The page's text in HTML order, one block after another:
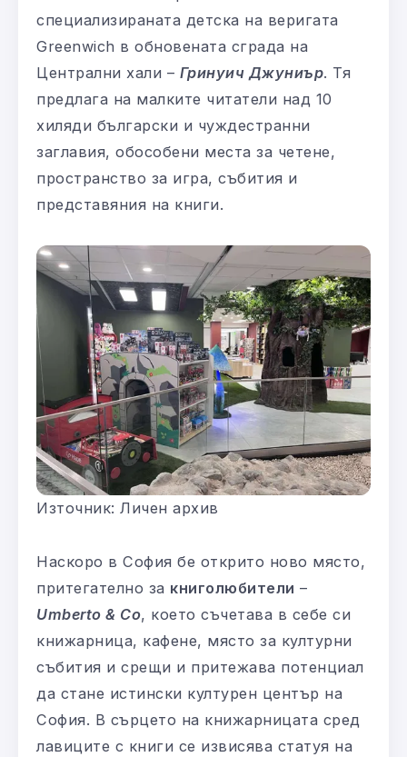
специализираната детска на веригата
Greenwich в обновената сграда на
Централни хали – Гринуич Джуниър. Тя
предлага на малките читатели над 10
хиляди български и чуждестранни
заглавия, обособени места за четене,
пространство за игра, събития и
представяния на книги.
Източник: Личен архив
Наскоро в София бе открито ново място,
притегателно за книголюбители –
Umberto & Co, което съчетава в себе си
книжарница, кафене, място за културни
събития и срещи и притежава потенциал
да стане истински културен център на
София. В сърцето на книжарницата сред
лавиците с книги се извисява статуя на